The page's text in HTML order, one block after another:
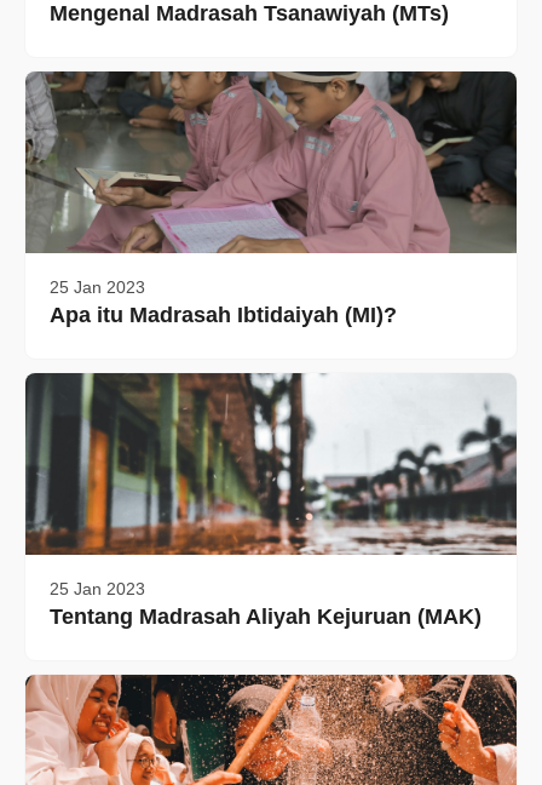
Mengenal Madrasah Tsanawiyah (MTs)
25 Jan 2023
Apa itu Madrasah Ibtidaiyah (MI)?
25 Jan 2023
Tentang Madrasah Aliyah Kejuruan (MAK)